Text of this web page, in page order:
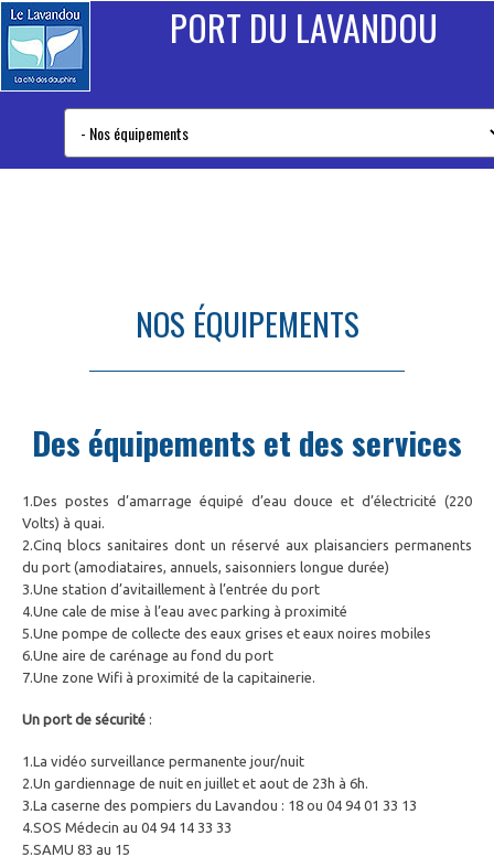
PORT DU LAVANDOU
NOS ÉQUIPEMENTS
Des équipements et des services
1.Des postes d’amarrage équipé d’eau douce et d’électricité (220
Volts) à quai.
2.Cinq blocs sanitaires dont un réservé aux plaisanciers permanents
du port (amodiataires, annuels, saisonniers longue durée)
3.Une station d’avitaillement à l’entrée du port
4.Une cale de mise à l’eau avec parking à proximité
5.Une pompe de collecte des eaux grises et eaux noires mobiles
6.Une aire de carénage au fond du port
7.Une zone Wifi à proximité de la capitainerie.
Un port de sécurité :
1.La vidéo surveillance permanente jour/nuit
2.Un gardiennage de nuit en juillet et aout de 23h à 6h.
3.La caserne des pompiers du Lavandou : 18 ou 04 94 01 33 13
4.SOS Médecin au 04 94 14 33 33
5.SAMU 83 au 15